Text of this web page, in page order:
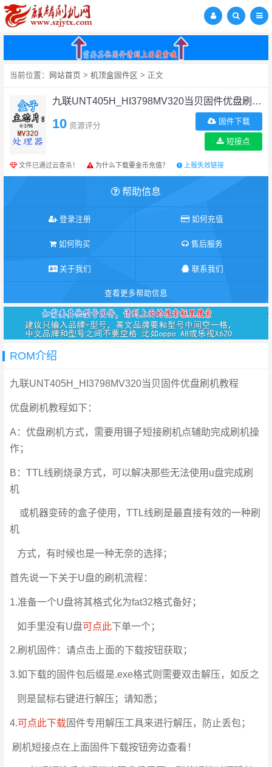
当前位置： 网站首页 > 机顶盒固件区 > 正文
九联UNT405H_HI3798MV320当贝固件优盘刷机教程
10 资源评分
短接点
固件下载
文件已通过云查杀！ 为什么下载要金币充值？ 上报失效链接
帮助信息
登录注册 如何充值
如何购买 售后服务
关于我们 联系我们
查看更多帮助信息
ROM介绍
九联UNT405H_HI3798MV320当贝固件优盘刷机教程
优盘刷机教程如下：
A：优盘刷机方式，需要用镊子短接刷机点辅助完成刷机操
作；
B：TTL线刷烧录方式，可以解决那些无法使用u盘完成刷
机
或机器变砖的盒子使用，TTL线刷是最直接有效的一种刷
机
方式，有时候也是一种无奈的选择；
首先说一下关于U盘的刷机流程：
1.准备一个U盘将其格式化为fat32格式备好；
如手里没有U盘可点此下单一个；
2.刷机固件：请点击上面的下载按钮获取；
3.如下载的固件包后缀是.exe格式则需要双击解压，如反之
则是鼠标右键进行解压；请知悉；
4.可点此下载固件专用解压工具来进行解压，防止丢包；
刷机短接点在上面固件下载按钮旁边查看！